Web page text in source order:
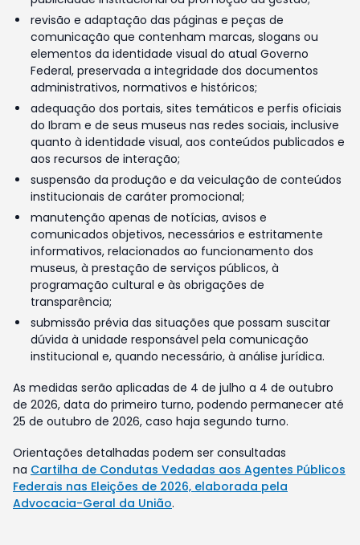
revisão e adaptação das páginas e peças de
comunicação que contenham marcas, slogans ou
elementos da identidade visual do atual Governo
Federal, preservada a integridade dos documentos
administrativos, normativos e históricos;
adequação dos portais, sites temáticos e perfis oficiais
do Ibram e de seus museus nas redes sociais, inclusive
quanto à identidade visual, aos conteúdos publicados e
aos recursos de interação;
suspensão da produção e da veiculação de conteúdos
institucionais de caráter promocional;
manutenção apenas de notícias, avisos e
comunicados objetivos, necessários e estritamente
informativos, relacionados ao funcionamento dos
museus, à prestação de serviços públicos, à
programação cultural e às obrigações de
transparência;
submissão prévia das situações que possam suscitar
dúvida à unidade responsável pela comunicação
institucional e, quando necessário, à análise jurídica.
As medidas serão aplicadas de 4 de julho a 4 de outubro
de 2026, data do primeiro turno, podendo permanecer até
25 de outubro de 2026, caso haja segundo turno.
Orientações detalhadas podem ser consultadas
na Cartilha de Condutas Vedadas aos Agentes Públicos
Federais nas Eleições de 2026, elaborada pela
Advocacia-Geral da União.